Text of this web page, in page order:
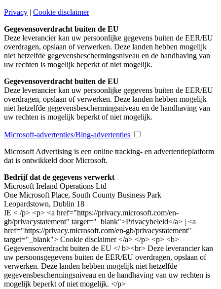
Privacy | Cookie disclaimer
Gegevensoverdracht buiten de EU
Deze leverancier kan uw persoonlijke gegevens buiten de EER/EU
overdragen, opslaan of verwerken. Deze landen hebben mogelijk
niet hetzelfde gegevensbeschermingsniveau en de handhaving van
uw rechten is mogelijk beperkt of niet mogelijk.
Gegevensoverdracht buiten de EU
Deze leverancier kan uw persoonlijke gegevens buiten de EER/EU
overdragen, opslaan of verwerken. Deze landen hebben mogelijk
niet hetzelfde gegevensbeschermingsniveau en de handhaving van
uw rechten is mogelijk beperkt of niet mogelijk.
Microsoft-advertenties/Bing-advertenties
Microsoft Advertising is een online tracking- en advertentieplatform
dat is ontwikkeld door Microsoft.
Bedrijf dat de gegevens verwerkt
Microsoft Ireland Operations Ltd
One Microsoft Place, South County Business Park
Leopardstown, Dublin 18
IE < /p> <p> <a href="https://privacy.microsoft.com/en-
gb/privacystatement" target="_blank">Privacybeleid</a> | <a
href="https://privacy.microsoft.com/en-gb/privacystatement"
target="_blank"> Cookie disclaimer </a> </p> <p> <b>
Gegevensoverdracht buiten de EU </ b><br> Deze leverancier kan
uw persoonsgegevens buiten de EER/EU overdragen, opslaan of
verwerken. Deze landen hebben mogelijk niet hetzelfde
gegevensbeschermingsniveau en de handhaving van uw rechten is
mogelijk beperkt of niet mogelijk. </p>